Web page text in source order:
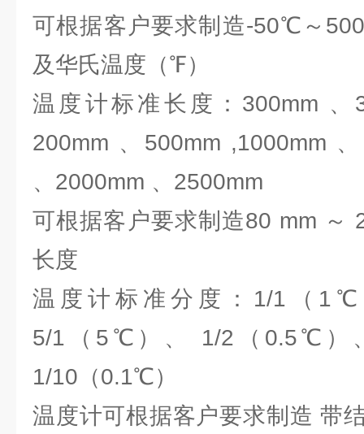
可根据客户要求制造-50℃～
及华氏温度（℉）
温度计标准长度：300mm 、
200mm 、500mm ,1000mm
、2000mm 、2500mm
可根据客户要求制造80 mm ～
长度
温度计标准分度：1/1（
5/1（5℃）、 1/2（0.5℃）
1/10（0.1℃）
温度计可根据客户要求制造 带